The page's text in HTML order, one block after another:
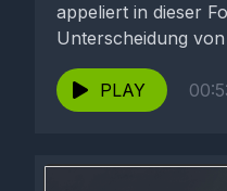
appeliert in dieser
Unterscheidung
sei eine naive...
PLAY